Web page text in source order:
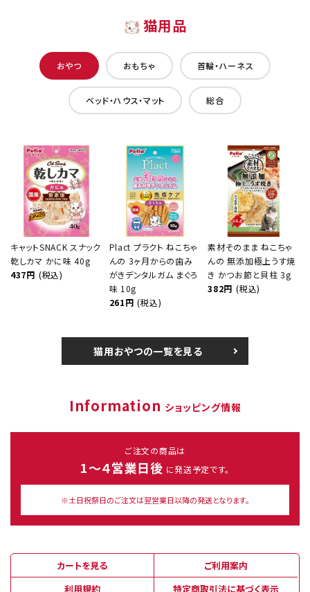
猫用品
おやつ おもちゃ 首輪・ハーネス
ベッド・ハウス・マット 総合
キャットSNACK スナック
乾しカマ かに味 40g
437円 (税込)
Plact プラクト ねこちゃ
んの 3ヶ月からの歯み
がきデンタルガム まぐろ
味 10g
261円 (税込)
素材そのまま ねこちゃ
んの 無添加極上うす焼
き かつお節と貝柱 3g
382円 (税込)
猫用おやつの一覧を見る
Information ショッピング情報
ご注文の商品は
1～４営業日後 に発送予定です。
※土日祝祭日のご注文は翌営業日以降の発送となります。
カートを見る
ご利用案内
利用規約
特定商取引法に基づく表示